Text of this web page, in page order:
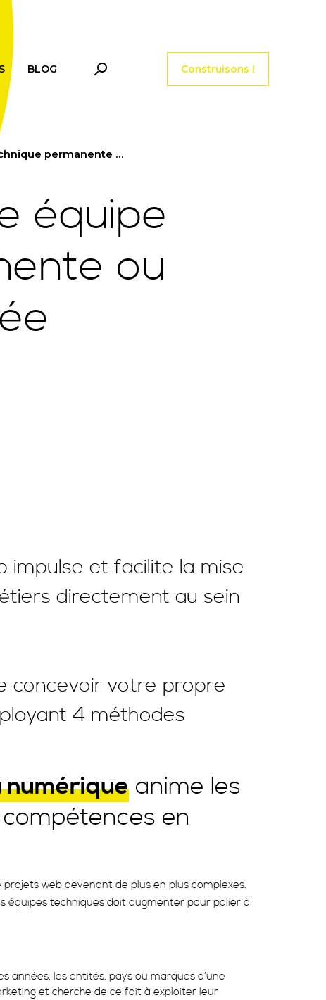
BLOG Construisons !
ou à durée déterminée
équipe
ou
impulse et facilite la mise
directement au sein
concevoir votre propre
4 méthodes
anime les
en
web devenant de plus en plus complexes.
équipes techniques doit augmenter pour palier à
années, les entités, pays ou marques d’une
et cherche de ce fait à exploiter leur